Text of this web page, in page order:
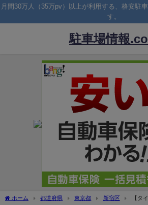
月間30万人（35万pv）以上が利用する、格安駐
す。
駐車場情報
ホーム 都道府県 東京都 新宿区
【タ